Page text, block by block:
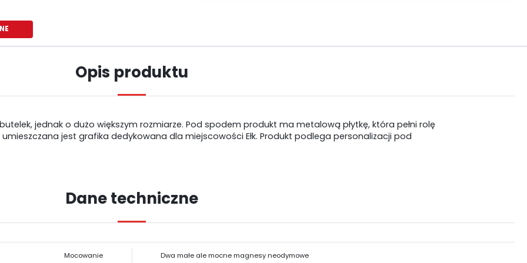
Opis produktu
jednak o dużo większym rozmiarze. Pod spodem produkt ma metalową płytkę, która pełni rolę
jest grafika dedykowana dla miejscowości Ełk. Produkt podlega personalizacji pod
Dane techniczne
Mocowanie Dwa małe ale mocne magnesy neodymowe
USTAWIENIA
Twoją prywatność. Możesz zmienić ustawienia cookies lub
zaakceptować je wszystkie. W dowolnym momencie możesz dokonać zmiany
USTAWIENIA REGIONALNE